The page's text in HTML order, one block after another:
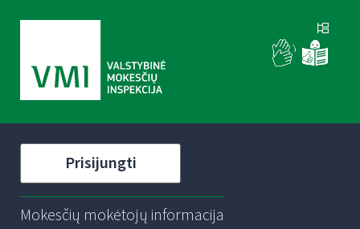
Prisijungti
Mokesčių mokėtojų informacija